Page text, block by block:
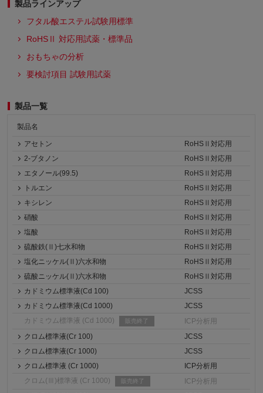
製品ラインアップ
フタル酸エステル試験用標準
RoHSⅡ 対応用試薬・標準品
おもちゃの分析
要検討項目 試験用試薬
製品一覧
製品名
アセトン
RoHSⅡ対応用
2-ブタノン
RoHSⅡ対応用
エタノール(99.5)
RoHSⅡ対応用
トルエン
RoHSⅡ対応用
キシレン
RoHSⅡ対応用
硝酸
RoHSⅡ対応用
塩酸
RoHSⅡ対応用
硫酸鉄(Ⅱ)七水和物
RoHSⅡ対応用
塩化ニッケル(Ⅱ)六水和物
RoHSⅡ対応用
硫酸ニッケル(Ⅱ)六水和物
RoHSⅡ対応用
カドミウム標準液(Cd 100)
JCSS
カドミウム標準液(Cd 1000)
JCSS
カドミウム標準液 (Cd 1000)
販売終了
ICP分析用
クロム標準液(Cr 100)
JCSS
クロム標準液(Cr 1000)
JCSS
クロム標準液 (Cr 1000)
ICP分析用
クロム(Ⅲ)標準液 (Cr 1000)
販売終了
ICP分析用